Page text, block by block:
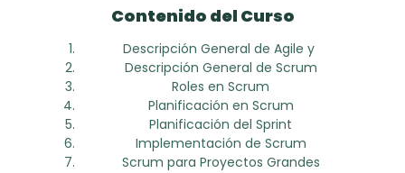
Contenido del Curso
Descripción General de Agile y
Descripción General de Scrum
Roles en Scrum
Planificación en Scrum
Planificación del Sprint
Implementación de Scrum
Scrum para Proyectos Grandes